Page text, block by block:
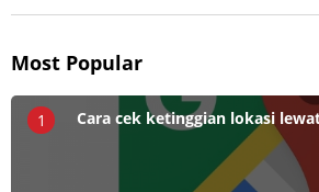
Most Popular
1 Cara cek ketinggian lokasi